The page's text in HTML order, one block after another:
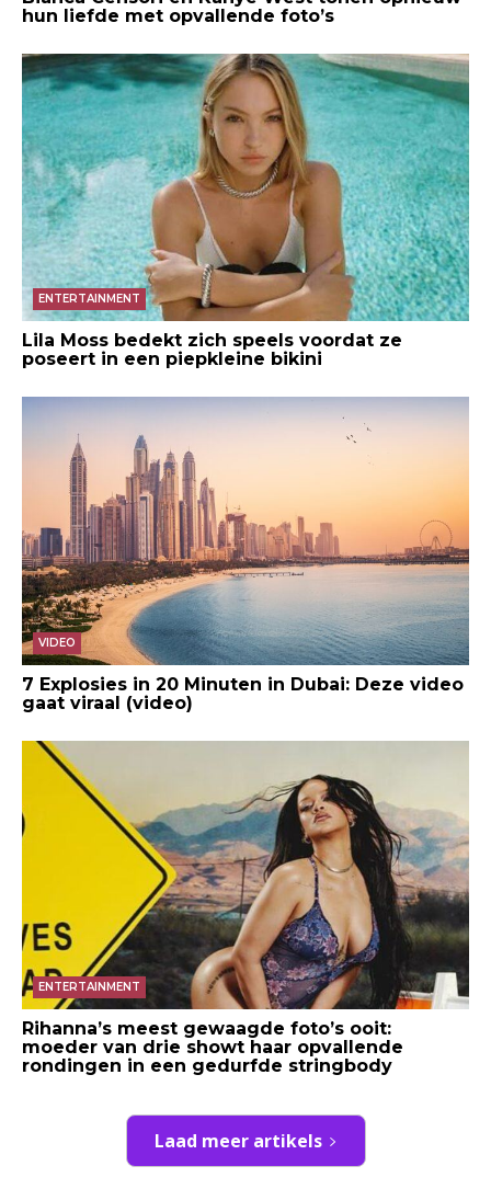
hun liefde met opvallende foto’s
ENTERTAINMENT
Lila Moss bedekt zich speels voordat ze
poseert in een piepkleine bikini
VIDEO
7 Explosies in 20 Minuten in Dubai: Deze video
gaat viraal (video)
ENTERTAINMENT
Rihanna’s meest gewaagde foto’s ooit:
moeder van drie showt haar opvallende
rondingen in een gedurfde stringbody
Laad meer artikels